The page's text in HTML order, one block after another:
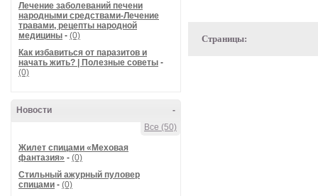
Лечение заболеваний печени
народными средствами-Лечение
травами, рецепты народной
медицины - (0)
Как избавиться от паразитов и
начать жить? | Полезные советы -
(0)
-
Новости
Все (50)
Жилет спицами «Меховая
фантазия» - (0)
Стильный ажурный пуловер
спицами - (0)
Страницы: